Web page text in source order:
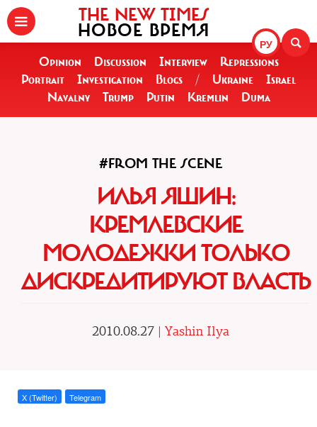
РУ
THE NEW TIMES
НОВОЕ ВРЕМЯ
Opinion Discussion Interview
Repressions
Portrait
Investigation Blogs / Ukraine
Israel
Navalny
Trump Putin Kremlin Duma
#FROM THE SCENE
ИЛЬЯ ЯШИН:
КРЕМЛЕВСКИЕ
МОЛОДЕЖКИ ТОЛЬКО
ДИСКРЕДИТИРУЮТ ВЛАСТЬ
2010.08.27 | Yashin Ilya
X (Twitter) Telegram